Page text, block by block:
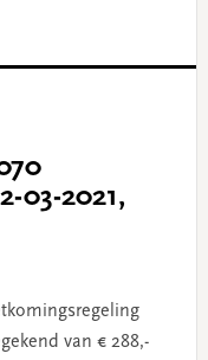
03-2021,
van € 288,-